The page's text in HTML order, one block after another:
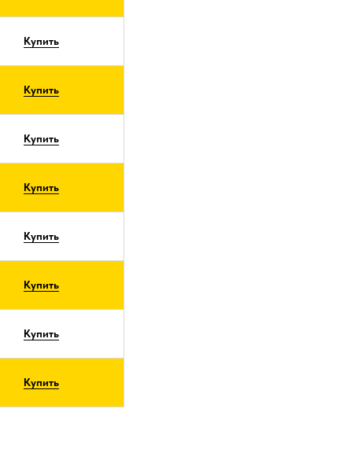
Купить
Купить
Купить
Купить
Купить
Купить
Купить
Купить